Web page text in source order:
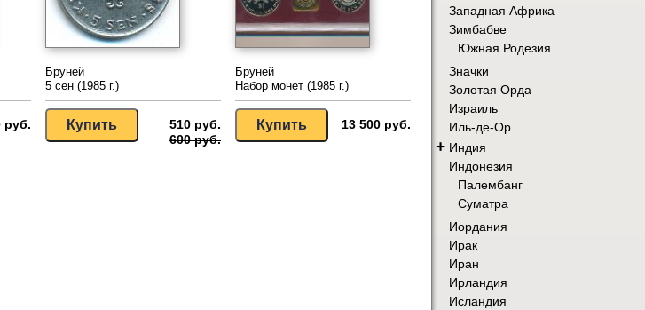
руб.
Бруней
5 сен (1985 г.)
510 руб.
600 руб.
Бруней
Набор монет (1985 г.)
13 500 руб.
Западная Африка
Зимбабве
Южная Родезия
Значки
Золотая Орда
Израиль
Иль-де-Ор.
+ Индия
Индонезия
Палембанг
Суматра
Иордания
Ирак
Иран
Ирландия
Исландия